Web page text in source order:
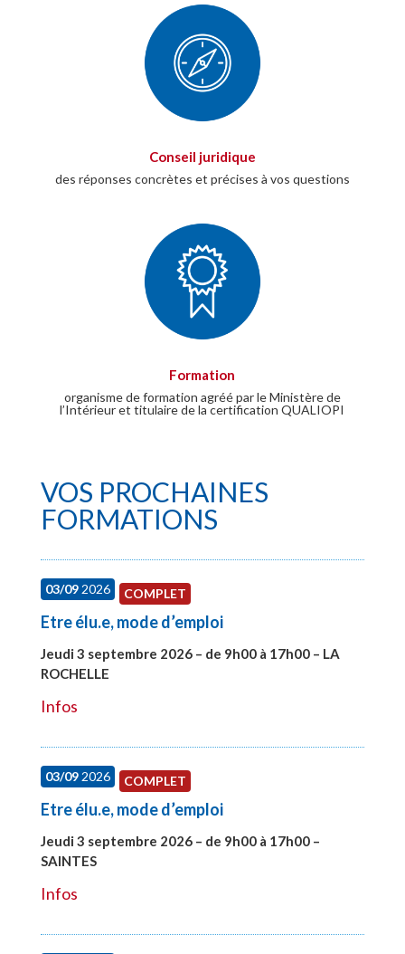
Conseil juridique
des réponses concrètes et précises à vos questions
Formation
organisme de formation agréé par le Ministère de
l’Intérieur et titulaire de la certification QUALIOPI
VOS PROCHAINES
FORMATIONS
03/092026 COMPLET
Etre élu.e, mode d’emploi
Jeudi 3 septembre 2026 – de 9h00 à 17h00 – LA
ROCHELLE
Infos
03/092026 COMPLET
Etre élu.e, mode d’emploi
Jeudi 3 septembre 2026 – de 9h00 à 17h00 –
SAINTES
Infos